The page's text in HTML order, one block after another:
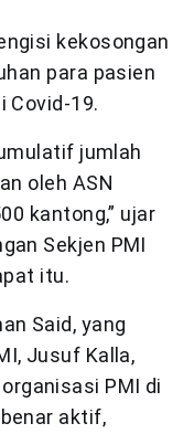
kekosongan
para pasien
Covid-19.
jumlah
oleh ASN
kantong,” ujar
Sekjen PMI
itu.
Said, yang
Jusuf Kalla,
PMI di
aktif,